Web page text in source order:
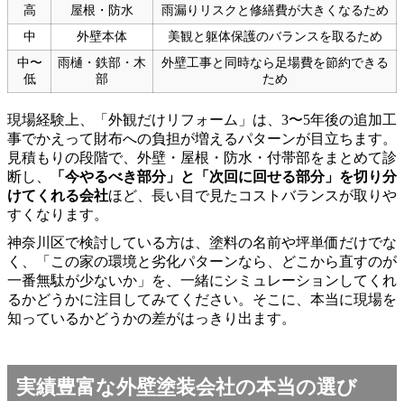
高 屋根・防水
雨漏りリスクと修繕費が大きくなるため
中
外壁本体
美観と躯体保護のバランスを取るため
中〜
低
雨樋・鉄部・木
部
外壁工事と同時なら足場費を節約できる
ため
現場経験上、「外観だけリフォーム」は、3〜5年後の追加工
事でかえって財布への負担が増えるパターンが目立ちます。
見積もりの段階で、外壁・屋根・防水・付帯部をまとめて診
断し、
「今やるべき部分」と「次回に回せる部分」を切り分
けてくれる会社ほど、長い目で見たコストバランスが取りや
すくなります。
神奈川区で検討している方は、塗料の名前や坪単価だけでな
く、「この家の環境と劣化パターンなら、どこから直すのが
一番無駄が少ないか」を、一緒にシミュレーションしてくれ
るかどうかに注目してみてください。そこに、本当に現場を
知っているかどうかの差がはっきり出ます。
実績豊富な外壁塗装会社の本当の選び